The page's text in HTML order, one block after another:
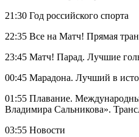
21:30 Год российского спорта
22:35 Все на Матч! Прямая
23:45 Матч! Парад. Лучшие
00:45 Марадона. Лучший в
01:55 Плавание.
Владимира Сальникова».
03:55 Новости